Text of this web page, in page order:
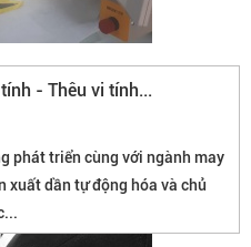
- Thêu vi tính...
phát triển cùng với ngành may
xuất dần tự động hóa và chủ